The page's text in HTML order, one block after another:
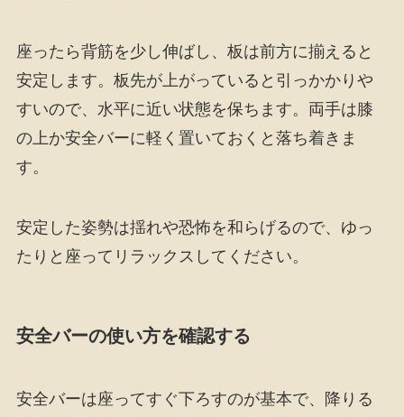
座ったら背筋を少し伸ばし、板は前方に揃えると
安定します。板先が上がっていると引っかかりや
すいので、水平に近い状態を保ちます。両手は膝
の上か安全バーに軽く置いておくと落ち着きま
す。
安定した姿勢は揺れや恐怖を和らげるので、ゆっ
たりと座ってリラックスしてください。
安全バーの使い方を確認する
安全バーは座ってすぐ下ろすのが基本で、降りる